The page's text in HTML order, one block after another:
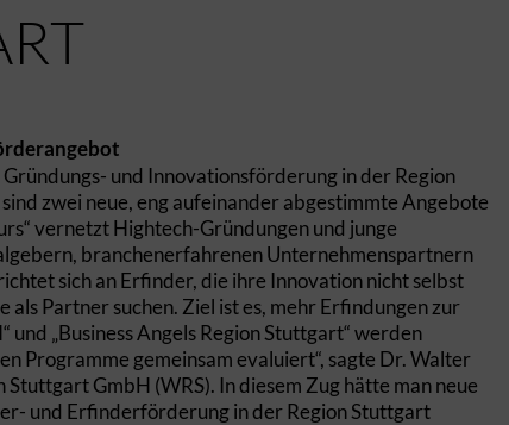
und Innovationsförderung in der Region
zwei neue, eng aufeinander abgestimmte Angebote
vernetzt Hightech-Gründungen und junge
branchenerfahrenen Unternehmenspartnern
sich an Erfinder, die ihre Innovation nicht selbst
Partner suchen. Ziel ist es, mehr Erfindungen zur
„Business Angels Region Stuttgart“ werden
Programme gemeinsam evaluiert“, sagte Dr. Walter
GmbH (WRS). In diesem Zug hätte man neue
und Erfinderförderung in der Region Stuttgart